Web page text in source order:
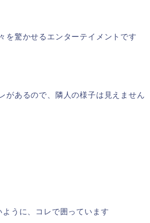
を驚かせるエンターテイメントです
があるので、隣人の様子は見えません
うに、コレで囲っています